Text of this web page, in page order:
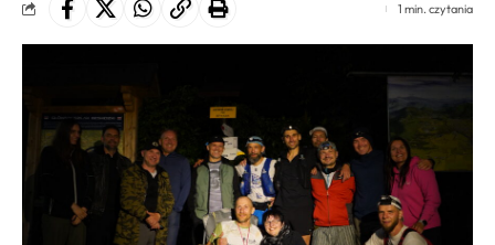
1 min. czytania